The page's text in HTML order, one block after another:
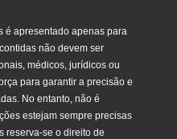
é apresentado apenas para
não devem ser
médicos, jurídicos ou
para garantir a precisão e
No entanto, não é
estejam sempre precisas
reserva-se o direito de